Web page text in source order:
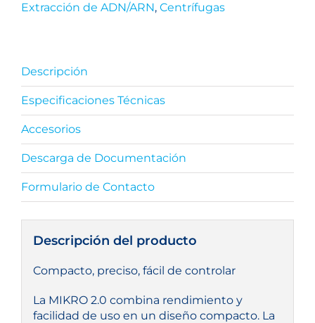
Extracción de ADN/ARN, Centrífugas
Descripción
Especificaciones Técnicas
Accesorios
Descarga de Documentación
Formulario de Contacto
Descripción del producto
Compacto, preciso, fácil de controlar
La MIKRO 2.0 combina rendimiento y
facilidad de uso en un diseño compacto. La